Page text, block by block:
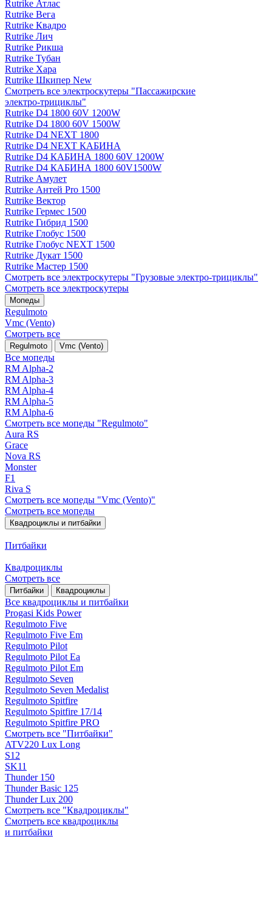
Rutrike Атлас
Rutrike Вега
Rutrike Квадро
Rutrike Лич
Rutrike Рикша
Rutrike Тубан
Rutrike Хара
Rutrike Шкипер New
Смотреть все электро­скутеры "Пассажирские
электро‑трициклы"
Rutrike D4 1800 60V 1200W
Rutrike D4 1800 60V 1500W
Rutrike D4 NEXT 1800
Rutrike D4 NEXT КАБИНА
Rutrike D4 КАБИНА 1800 60V 1200W
Rutrike D4 КАБИНА 1800 60V1500W
Rutrike Амулет
Rutrike Антей Pro 1500
Rutrike Вектор
Rutrike Гермес 1500
Rutrike Гибрид 1500
Rutrike Глобус 1500
Rutrike Глобус NEXT 1500
Rutrike Дукат 1500
Rutrike Мастер 1500
Смотреть все электро­скутеры "Грузовые электро‑трициклы"
Смотреть все электро­скутеры
Мопеды
Regulmoto
Vmc (Vento)
Смотреть все
Regulmoto Vmc (Vento)
Все мопеды
RM Alpha-2
RM Alpha-3
RM Alpha-4
RM Alpha-5
RM Alpha-6
Смотреть все мопеды "Regulmoto"
Aura RS
Grace
Nova RS
Monster
F1
Riva S
Смотреть все мопеды "Vmc (Vento)"
Смотреть все мопеды
Квадроциклы и питбайки
Питбайки
Квадроциклы
Смотреть все
Питбайки Квадроциклы
Все квадроциклы и питбайки
Progasi Kids Power
Regulmoto Five
Regulmoto Five Em
Regulmoto Pilot
Regulmoto Pilot Ea
Regulmoto Pilot Em
Regulmoto Seven
Regulmoto Seven Medalist
Regulmoto Spitfire
Regulmoto Spitfire 17/14
Regulmoto Spitfire PRO
Смотреть все "Питбайки"
ATV220 Lux Long
S12
SK11
Thunder 150
Thunder Basic 125
Thunder Lux 200
Смотреть все "Квадроциклы"
Смотреть все квадроциклы
и питбайки